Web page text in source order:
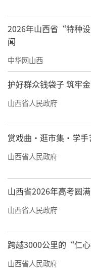
2026年山西省“特种
闻
中华网山西
护好群众钱袋子 筑牢
山西省人民政府
赏戏曲·逛市集·学手
山西省人民政府
山西省2026年高考圆
山西省人民政府
跨越3000公里的“仁
山西省人民政府